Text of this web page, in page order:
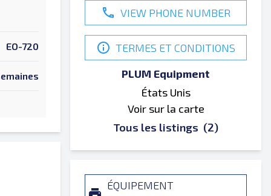
EO-720
VIEW PHONE NUMBER
TERMES ET CONDITIONS
PLUM Equipment
États Unis
Voir sur la carte
Tous les listings (2)
ÉQUIPEMENT